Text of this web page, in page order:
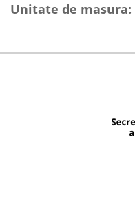
Unitate de masura: